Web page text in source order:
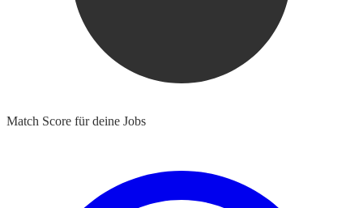
Match Score für deine Jobs